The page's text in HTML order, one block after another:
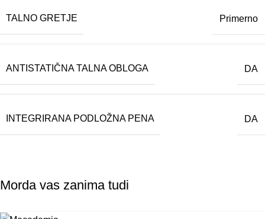
TALNO GRETJE Primerno
ANTISTATIČNA TALNA OBLOGA DA
INTEGRIRANA PODLOŽNA PENA DA
Morda vas zanima tudi